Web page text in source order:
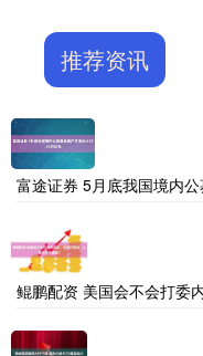
推荐资讯
富途证券 5月底我国境内
鲲鹏配资 美国会不会打委